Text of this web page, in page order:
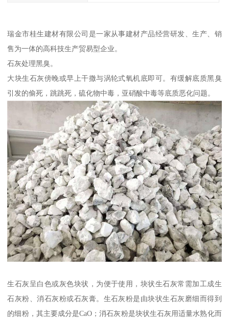
瑞金市桂生建材有限公司是一家从事建材产品经营研发、生产、销
售为一体的高科技生产贸易型企业。
石灰处理黑臭。
大块生石灰傍晚或早上干撒与涡轮式氧机底即可。有缓解底质黑臭
引发的偷死，跳跳死，硫化物中毒，亚硝酸中毒等底质恶化问题。
生石灰呈白色或灰色块状，为便于使用，块状生石灰常需加工成生
石灰粉、消石灰粉或石灰膏。生石灰粉是由块状生石灰磨细而得到
的细粉，其主要成分是CaO；消石灰粉是块状生石灰用适量水熟化而